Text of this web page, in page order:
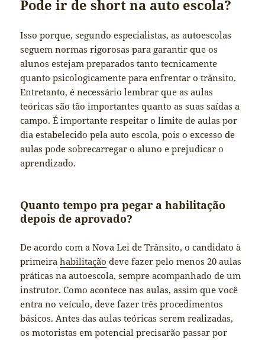
Pode ir de short na auto escola?
Isso porque, segundo especialistas, as autoescolas
seguem normas rigorosas para garantir que os
alunos estejam preparados tanto tecnicamente
quanto psicologicamente para enfrentar o trânsito.
Entretanto, é necessário lembrar que as aulas
teóricas são tão importantes quanto as suas saídas a
campo. É importante respeitar o limite de aulas por
dia estabelecido pela auto escola, pois o excesso de
aulas pode sobrecarregar o aluno e prejudicar o
aprendizado.
Quanto tempo pra pegar a habilitação
depois de aprovado?
De acordo com a Nova Lei de Trânsito, o candidato à
primeirahabilitação deve fazer pelo menos 20 aulas
práticas na autoescola, sempre acompanhado de um
instrutor. Como acontece nas aulas, assim que você
entra no veículo, deve fazer três procedimentos
básicos. Antes das aulas teóricas serem realizadas,
os motoristas em potencial precisarão passar por